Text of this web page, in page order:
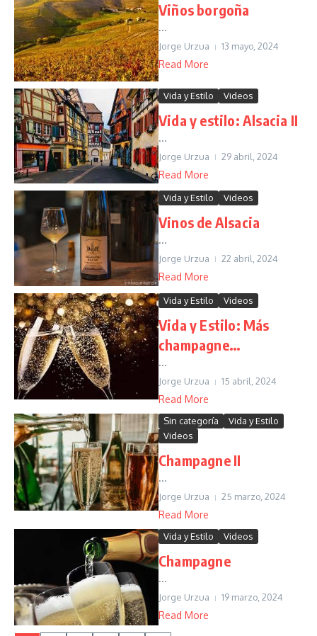
Viños borgoña
...
Jorge Urzua 13 mayo, 2024
Read More
Vida y Estilo Videos
Vida y estilo: Alsacia II
...
Jorge Urzua 29 abril, 2024
Read More
Vida y Estilo Videos
Vinos de Alsacia
...
Jorge Urzua 22 abril, 2024
Read More
Vida y Estilo Videos
Vida y Estilo: Más
champagne…
...
Jorge Urzua 15 abril, 2024
Read More
Sin categoría
Vida y Estilo
Videos
Champagne II
...
Jorge Urzua 25 marzo, 2024
Read More
Vida y Estilo Videos
Champagne
...
Jorge Urzua 19 marzo, 2024
Read More